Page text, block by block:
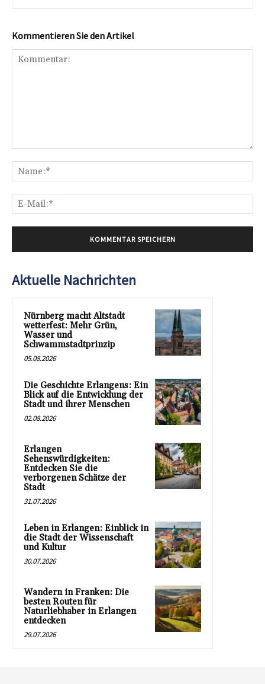
Kommentieren Sie den Artikel
Aktuelle Nachrichten
Nürnberg macht Altstadt
wetterfest: Mehr Grün,
Wasser und
Schwammstadtprinzip
05.08.2026
Die Geschichte Erlangens: Ein
Blick auf die Entwicklung der
Stadt und ihrer Menschen
02.08.2026
Erlangen
Sehenswürdigkeiten:
Entdecken Sie die
verborgenen Schätze der
Stadt
31.07.2026
Leben in Erlangen: Einblick in
die Stadt der Wissenschaft
und Kultur
30.07.2026
Wandern in Franken: Die
besten Routen für
Naturliebhaber in Erlangen
entdecken
29.07.2026